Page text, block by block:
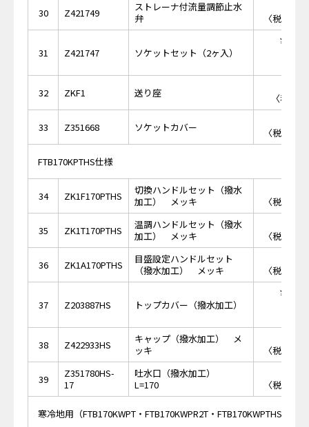
30 Z421749
ストレーナ付流量調節止水
弁
〈税抜価
31 Z421747 ソケットセット（2ヶ入）
￥
32 ZKF1 送り座
〈税抜
33 Z351668 ソケットカバー
〈税抜価
FTB170KPTHS仕様
34 ZK1F170PTHS
切換ハンドルセット（撥水
加工） メッキ
〈税抜価
35 ZK1T170PTHS
温調ハンドルセット（撥水
加工） メッキ
〈税抜価
36 ZK1A170PTHS
目盛設定ハンドルセット
（撥水加工） メッキ
〈税抜価
37 Z203887HS トップカバー（撥水加工）
￥
38 Z422933HS
キャップ（撥水加工） メ
ッキ
〈税抜価
39
Z351780HS-
17
吐水口（撥水加工）
L=170
〈税抜価
寒冷地用（FTB170KWPT・FTB170KWPR2T・FTB170KWPTHS）